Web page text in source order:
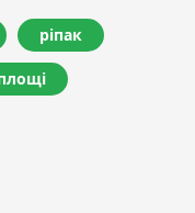
ріпак